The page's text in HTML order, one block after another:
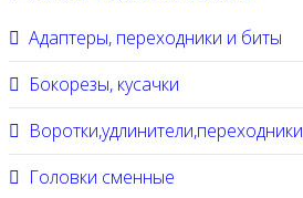
Адаптеры, переходники и биты
Бокорезы, кусачки
Воротки,удлинители,переходники
Головки сменные